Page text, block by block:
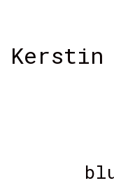
Kerstin